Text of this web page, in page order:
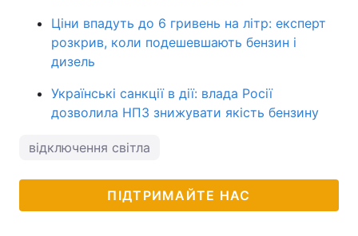
Ціни впадуть до 6 гривень на літр: експерт
розкрив, коли подешевшають бензин і
дизель
Українські санкції в дії: влада Росії
дозволила НПЗ знижувати якість бензину
відключення світла
ПІДТРИМАЙТЕ НАС